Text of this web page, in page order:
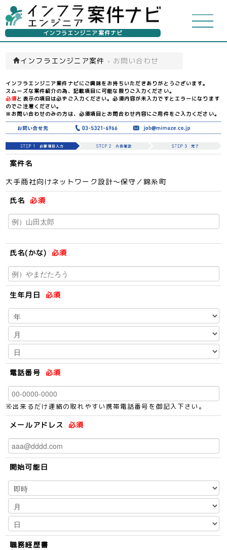
インフラエンジニア案件ナビ
インフラエンジニア案件 › お問い合わせ
インフラエンジニア案件ナビにご興味をお持ちいただきありがとうございます。
スムーズな案件紹介の為、記載項目に可能な限りご入力ください。
必須と表示の項目は必ずご入力ください。必須内容が未入力ですとエラーになります
のでご注意ください。
※お問い合わせのみの方は、必須項目とお問合わせ内容にご用件をご入力ください。
案件名
大手商社向けネットワーク設計～保守／錦糸町
氏名 必須
氏名(かな) 必須
生年月日 必須
電話番号 必須
※出来るだけ連絡の取れやすい携帯電話番号を御記入下さい。
メールアドレス 必須
開始可能日
職務経歴書